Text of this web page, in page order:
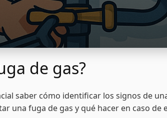
de gas?
saber cómo identificar los signos de
una fuga de gas y qué hacer en caso de